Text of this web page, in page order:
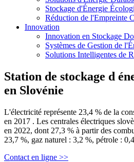
Stockage d'Énergie
Réduction de l'Empreinte
Innovation
Innovation en Stockage
Systèmes de Gestion de
Solutions Intelligentes de
Station de stockage d
en Slovénie
L'électricité représente 23,4 % de la
en 2017 . Les centrales électriques
en 2022, dont 27,3 % à partir des
23,7 %, gaz naturel : 3,2 %, pétrole :
Contact en ligne >>